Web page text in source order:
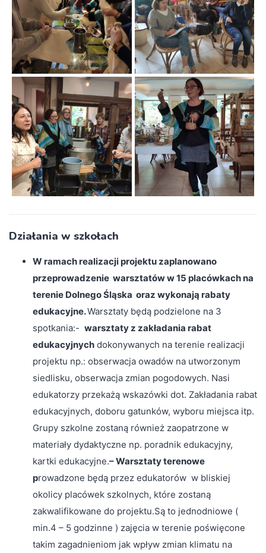
Działania w szkołach
W ramach realizacji projektu zaplanowano
przeprowadzenie warsztatów w 15 placówkach na
terenie Dolnego Śląska oraz wykonają rabaty
edukacyjne.Warsztaty będą podzielone na 3
spotkania:- warsztaty z zakładania rabat
edukacyjnych dokonywanych na terenie realizacji
projektu np.: obserwacja owadów na utworzonym
siedlisku, obserwacja zmian pogodowych. Nasi
edukatorzy przekażą wskazówki dot. Zakładania rabat
edukacyjnych, doboru gatunków, wyboru miejsca itp.
Grupy szkolne zostaną również zaopatrzone w
materiały dydaktyczne np. poradnik edukacyjny,
kartki edukacyjne.– Warsztaty terenowe
prowadzone będą przez edukatorów w bliskiej
okolicy placówek szkolnych, które zostaną
zakwalifikowane do projektu.Są to jednodniowe (
min.4 – 5 godzinne ) zajęcia w terenie poświęcone
takim zagadnieniom jak wpływ zmian klimatu na